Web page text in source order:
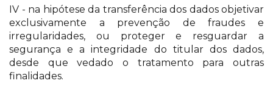
IV - na hipótese da transferência dos dados objetivar
exclusivamente a prevenção de fraudes e
irregularidades, ou proteger e resguardar a
segurança e a integridade do titular dos dados,
desde que vedado o tratamento para outras
finalidades.